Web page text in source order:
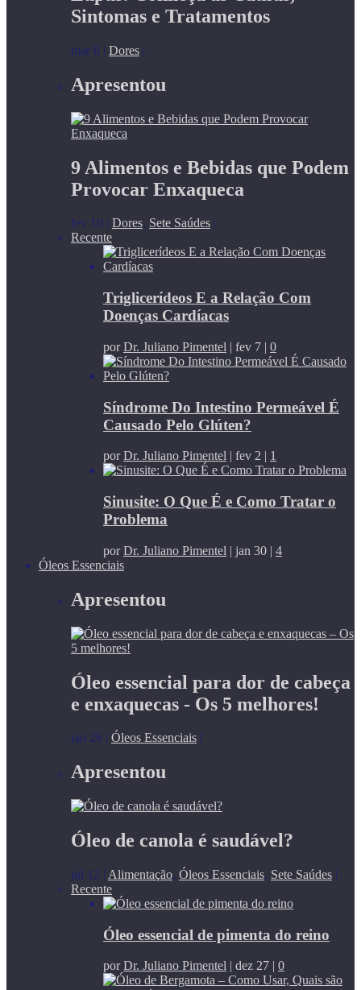
Sintomas e Tratamentos
mar 6 | Dores |
Apresentou
9 Alimentos e Bebidas que Podem
Provocar Enxaqueca
fev 10 Dores, Sete Saúdes
Recente
Triglicerídeos E a Relação Com
Doenças Cardíacas
porDr. Juliano Pimentel | fev 7 | 0
Síndrome Do Intestino Permeável É
Causado Pelo Glúten?
porDr. Juliano Pimentel | fev 2 | 1
Sinusite: O Que É e Como Tratar o
Problema
porDr. Juliano Pimentel | jan 30 | 4
Óleos Essenciais
Apresentou
Óleo essencial para dor de cabeça
e enxaquecas - Os 5 melhores!
jan 26 | Óleos Essenciais |
Apresentou
Óleo de canola é saudável?
jul 12 | Alimentação, Óleos Essenciais, Sete Saúdes |
Recente
Óleo essencial de pimenta do reino
porDr. Juliano Pimentel dez 27 0